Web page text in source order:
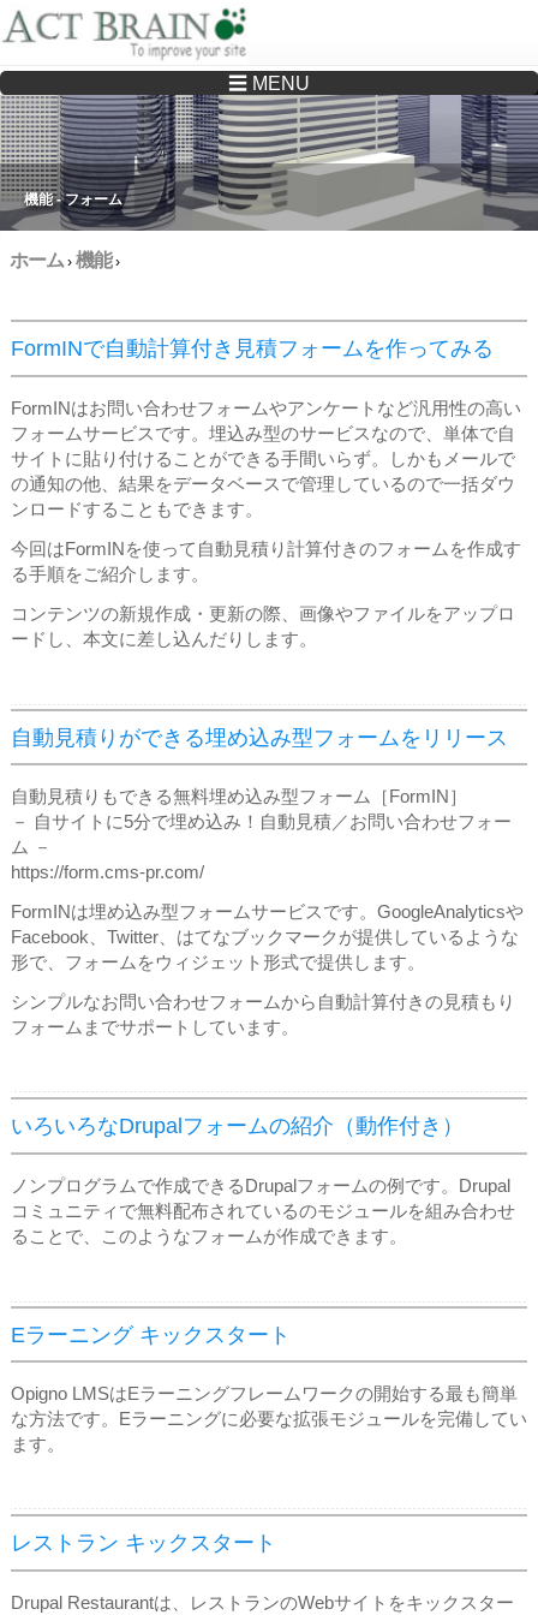
Drupalサイトの制作・保守をどこに頼んでいいか分からない方へ…まずはご相談く
ださい
☰ MENU
機能 - フォーム
ホーム› 機能›
FormINで自動計算付き見積フォームを作ってみる
FormINはお問い合わせフォームやアンケートなど汎用性の高い
フォームサービスです。埋込み型のサービスなので、単体で自
サイトに貼り付けることができる手間いらず。しかもメールで
の通知の他、結果をデータベースで管理しているので一括ダウ
ンロードすることもできます。
今回はFormINを使って自動見積り計算付きのフォームを作成す
る手順をご紹介します。
コンテンツの新規作成・更新の際、画像やファイルをアップロ
ードし、本文に差し込んだりします。
自動見積りができる埋め込み型フォームをリリース
自動見積りもできる無料埋め込み型フォーム［FormIN］
－ 自サイトに5分で埋め込み！自動見積／お問い合わせフォー
ム －
https://form.cms-pr.com/
FormINは埋め込み型フォームサービスです。GoogleAnalyticsや
Facebook、Twitter、はてなブックマークが提供しているような
形で、フォームをウィジェット形式で提供します。
シンプルなお問い合わせフォームから自動計算付きの見積もり
フォームまでサポートしています。
いろいろなDrupalフォームの紹介（動作付き）
ノンプログラムで作成できるDrupalフォームの例です。Drupal
コミュニティで無料配布されているのモジュールを組み合わせ
ることで、このようなフォームが作成できます。
Eラーニング キックスタート
Opigno LMSはEラーニングフレームワークの開始する最も簡単
な方法です。Eラーニングに必要な拡張モジュールを完備してい
ます。
レストラン キックスタート
Drupal Restaurantは、レストランのWebサイトをキックスター